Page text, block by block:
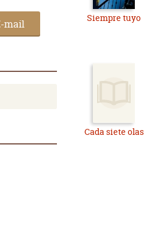
mail Siempre tuyo
Cada siete olas